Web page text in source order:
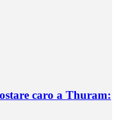
caro a Thuram: